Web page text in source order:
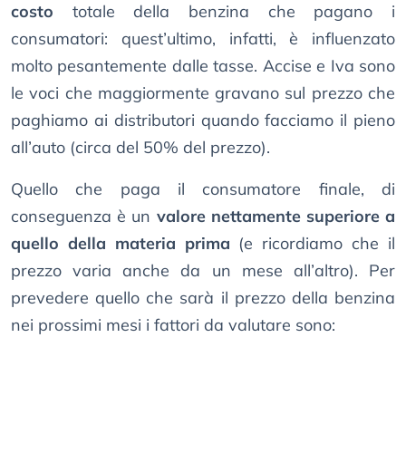
costo totale della benzina che pagano i
consumatori: quest’ultimo, infatti, è influenzato
molto pesantemente dalle tasse. Accise e Iva sono
le voci che maggiormente gravano sul prezzo che
paghiamo ai distributori quando facciamo il pieno
all’auto (circa del 50% del prezzo).
Quello che paga il consumatore finale, di
conseguenza è un valore nettamente superiore a
quello della materia prima (e ricordiamo che il
prezzo varia anche da un mese all’altro). Per
prevedere quello che sarà il prezzo della benzina
nei prossimi mesi i fattori da valutare sono: